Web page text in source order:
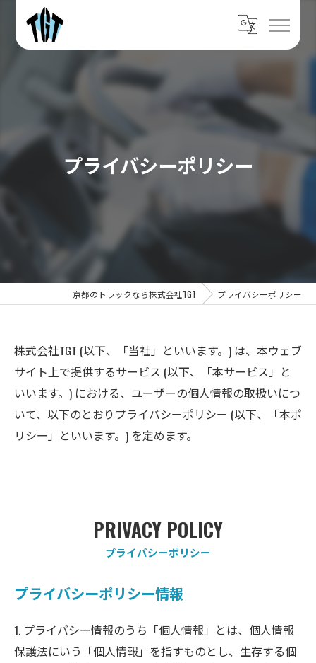
プライバシーポリシー
京都のトラックなら株式会社TGT プライバシーポリシー
株式会社TGT (以下、「当社」といいます。) は、本ウェブ
サイト上で提供するサービス (以下、「本サービス」と
いいます。) における、ユーザーの個人情報の取扱いにつ
いて、以下のとおりプライバシーポリシー (以下、「本ポ
リシー」といいます。) を定めます。
プライバシーポリシー
PRIVACY POLICY
プライバシーポリシー情報
1. プライバシー情報のうち「個人情報」とは、個人情報
保護法にいう「個人情報」を指すものとし、生存する個